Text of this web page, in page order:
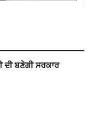
ਦੀ ਬਣੇਗੀ ਸਰਕਾਰ